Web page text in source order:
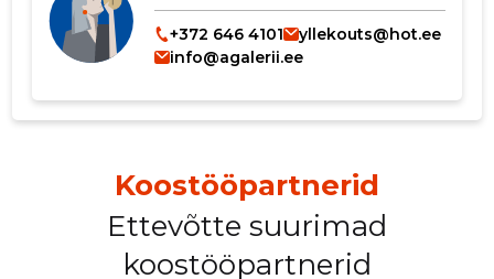
+372 646 4101
yllekouts@hot.ee
info@agalerii.ee
Koostööpartnerid
Ettevõtte suurimad
koostööpartnerid
Muuda pildi